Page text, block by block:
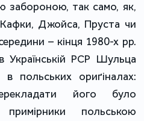
забороною, так само, як,
Джойса, Пруста чи
– кінця 1980-х рр.
РСР Шульца
польських ориґіналах:
його було
польською